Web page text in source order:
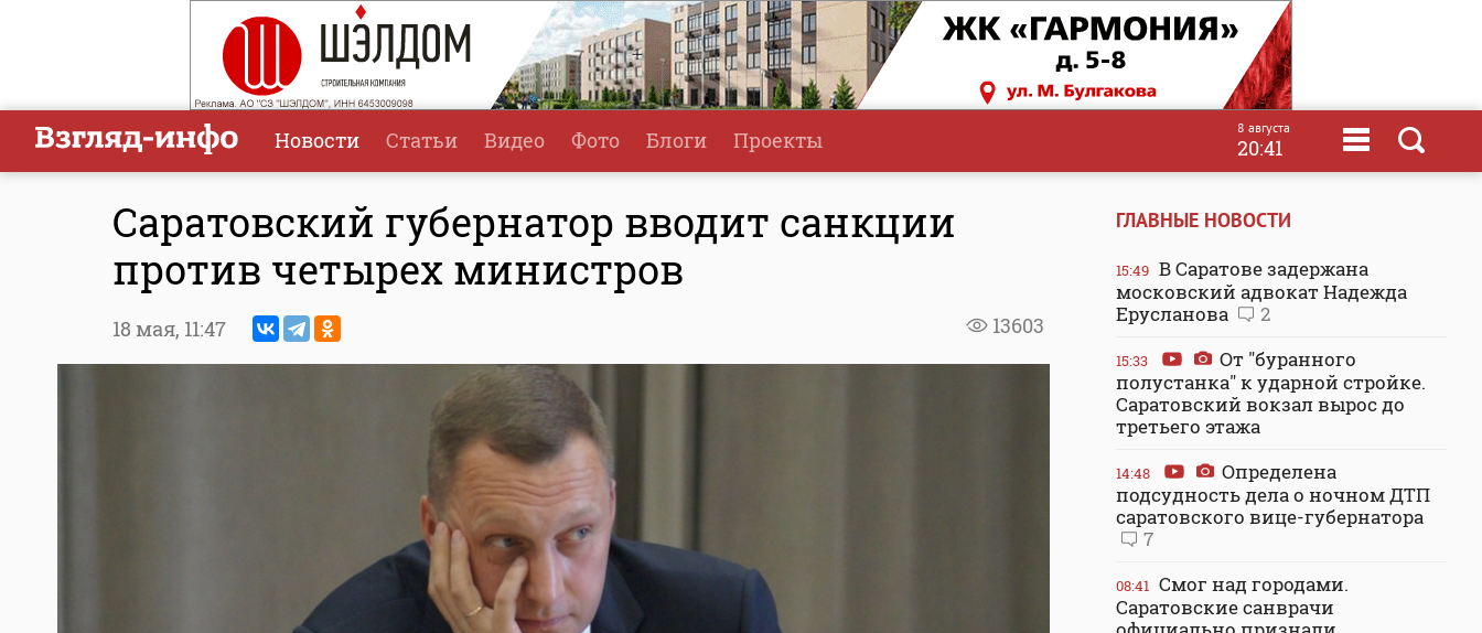
Новости Статьи Видео Фото Блоги Проекты 8 августа
20:41
Саратовский губернатор вводит санкции
против четырех министров
13603
18 мая, 11:47
ГЛАВНЫЕ НОВОСТИ
15:49 В Саратове задержана
московский адвокат Надежда
Ерусланова
2
15:33
От "буранного
полустанка" к ударной стройке.
Саратовский вокзал вырос до
третьего этажа
14:48
Определена
подсудность дела о ночном ДТП
саратовского вице-губернатора
7
08:41 Смог над городами.
Саратовские санврачи